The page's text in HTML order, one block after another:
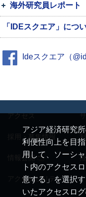
海外研究員レポート
「IDEスクエア」につ
Ideスクエア（
アジア経済研究
利便性向上を目
用して、ソーシ
ト内のアクセス
意する」を選択
いたアクセスロ
アクセス
採用・募集情報
情報公開
アクセシビリティ